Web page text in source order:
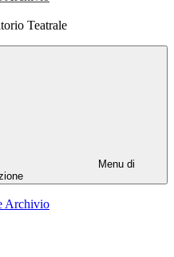
Teatrale
Menu di
Archivio